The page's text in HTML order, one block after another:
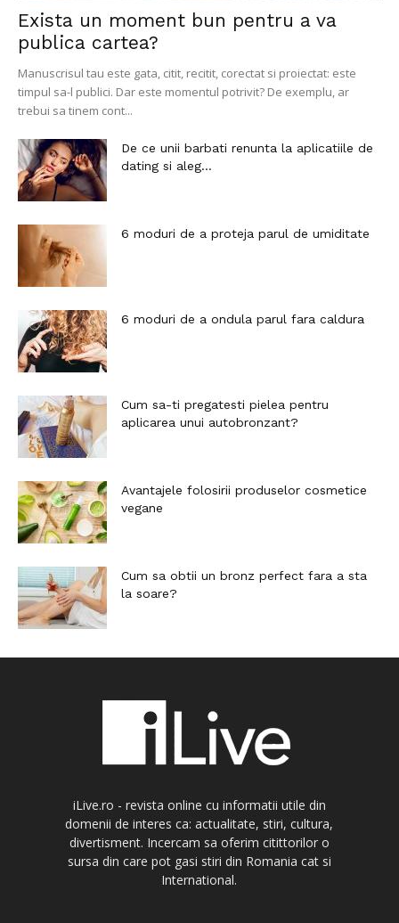
Exista un moment bun pentru a va
publica cartea?
Manuscrisul tau este gata, citit, recitit, corectat si proiectat: este
timpul sa-l publici. Dar este momentul potrivit? De exemplu, ar
trebui sa tinem cont...
De ce unii barbati renunta la aplicatiile de
dating si aleg...
6 moduri de a proteja parul de umiditate
6 moduri de a ondula parul fara caldura
Cum sa-ti pregatesti pielea pentru
aplicarea unui autobronzant?
Avantajele folosirii produselor cosmetice
vegane
Cum sa obtii un bronz perfect fara a sta
la soare?
iLive.ro - revista online cu informatii utile din
domenii de interes ca: actualitate, stiri, cultura,
divertisment. Incercam sa oferim citittorilor o
sursa din care pot gasi stiri din Romania cat si
International.